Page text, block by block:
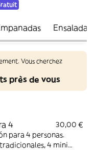
Ensaladas
Vous cherchez
près de vous
4
30,00 €
para 4 personas.
4 mini